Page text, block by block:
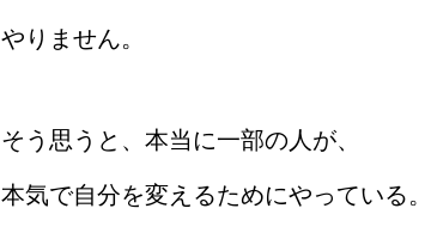
やりません。
そう思うと、本当に一部の人が、
本気で自分を変えるためにやっている